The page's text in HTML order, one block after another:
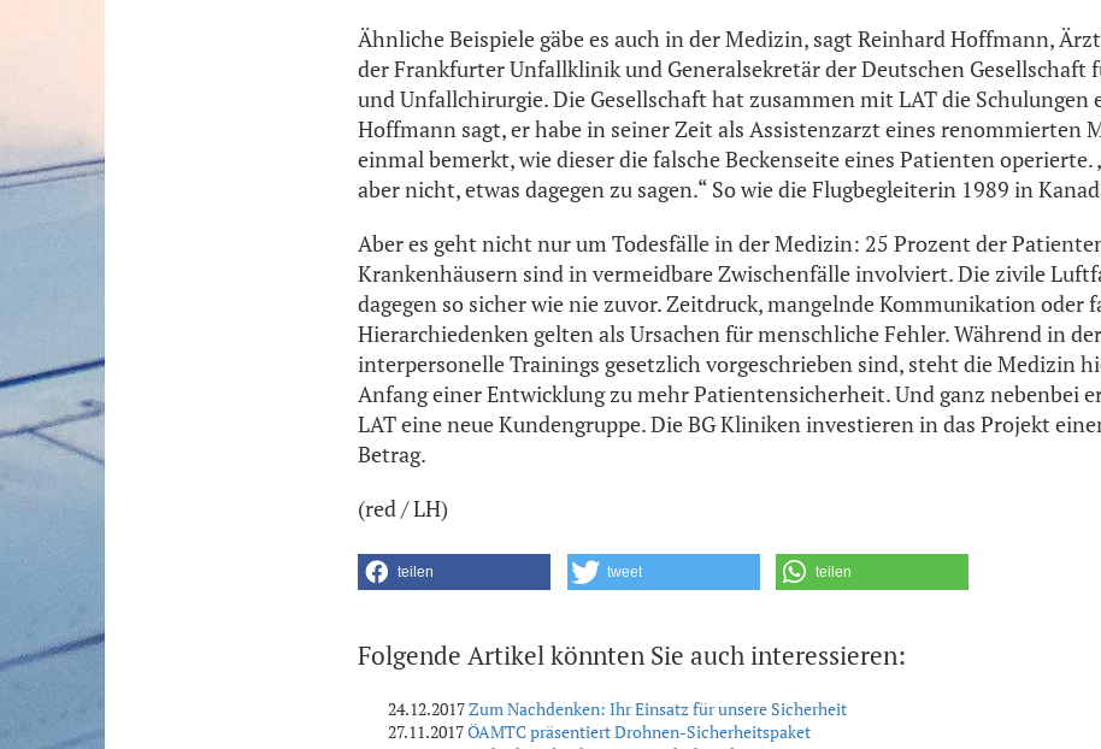
Ähnliche Beispiele gäbe es auch in der Medizin, sagt Reinhard Hoffmann,
der Frankfurter Unfallklinik und Generalsekretär der Deutschen Gesellschaft
und Unfallchirurgie. Die Gesellschaft hat zusammen mit LAT die Schulungen
Hoffmann sagt, er habe in seiner Zeit als Assistenzarzt eines renommierten
einmal bemerkt, wie dieser die falsche Beckenseite eines Patienten
aber nicht, etwas dagegen zu sagen.“ So wie die Flugbegleiterin 1989 in
Aber es geht nicht nur um Todesfälle in der Medizin: 25 Prozent der
Krankenhäusern sind in vermeidbare Zwischenfälle involviert. Die zivile
dagegen so sicher wie nie zuvor. Zeitdruck, mangelnde Kommunikation oder
Hierarchiedenken gelten als Ursachen für menschliche Fehler. Während in
interpersonelle Trainings gesetzlich vorgeschrieben sind, steht die Medizin
Anfang einer Entwicklung zu mehr Patientensicherheit. Und ganz nebenbei
LAT eine neue Kundengruppe. Die BG Kliniken investieren in das Projekt
Betrag.
(red / LH)
teilen tweet teilen
Folgende Artikel könnten Sie auch interessieren:
24.12.2017Zum Nachdenken: Ihr Einsatz für unsere Sicherheit
27.11.2017ÖAMTC präsentiert Drohnen-Sicherheitspaket